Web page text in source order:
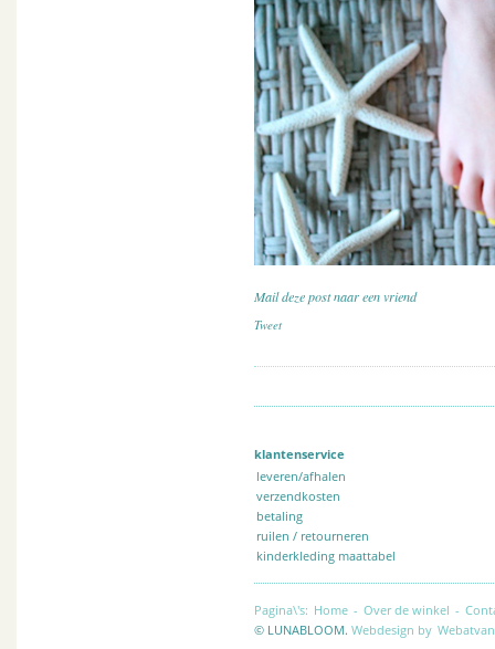
Mail deze post naar een vriend
Tweet
klantenservice
leveren/afhalen
verzendkosten
betaling
ruilen / retourneren
kinderkleding maattabel
Pagina\'s: Home - Over de winkel -
© LUNABLOOM. Webdesign by